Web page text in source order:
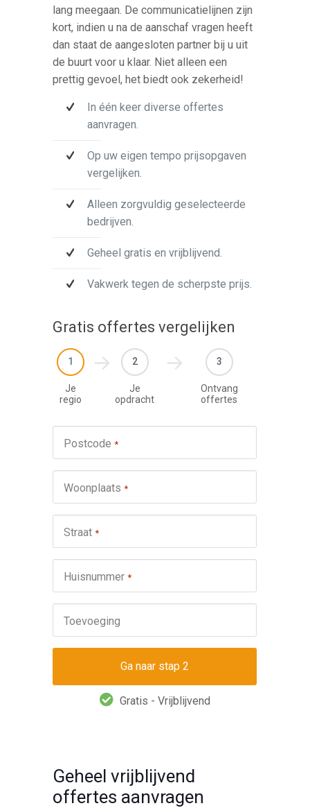
lang meegaan. De communicatielijnen zijn
kort, indien u na de aanschaf vragen heeft
dan staat de aangesloten partner bij u uit
de buurt voor u klaar. Niet alleen een
prettig gevoel, het biedt ook zekerheid!
In één keer diverse offertes
aanvragen.
Op uw eigen tempo prijsopgaven
vergelijken.
Alleen zorgvuldig geselecteerde
bedrijven.
Geheel gratis en vrijblijvend.
Vakwerk tegen de scherpste prijs.
Gratis offertes vergelijken
1
Je
regio
2
Je
opdracht
3
Ontvang
offertes
Postcode *
Woonplaats *
Straat *
Huisnummer *
Toevoeging
Gratis - Vrijblijvend
Geheel vrijblijvend
offertes aanvragen